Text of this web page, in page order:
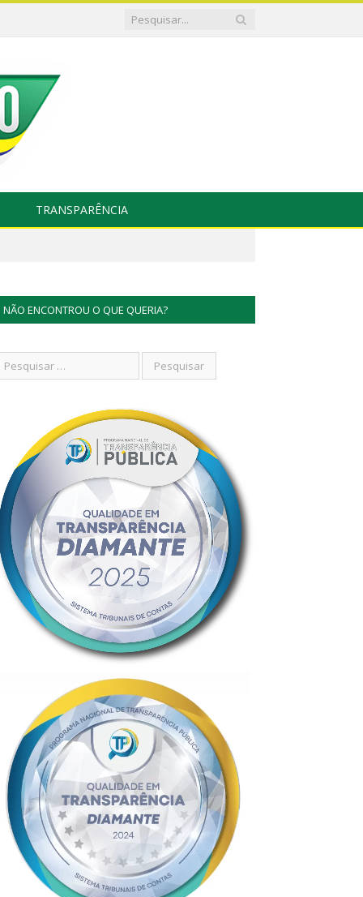
TRANSPARÊNCIA
NÃO ENCONTROU O QUE QUERIA?